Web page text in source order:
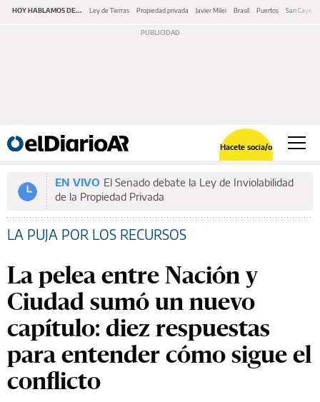
HOY HABLAMOS DE... Ley de Tierras Propiedad privada Javier Milei Brasil Puertos San
Hacete socia/o
EN VIVO El Senado debate la Ley de Inviolabilidad
de la Propiedad Privada
LA PUJA POR LOS RECURSOS
La pelea entre Nación y
Ciudad sumó un nuevo
capítulo: diez respuestas
para entender cómo sigue el
conflicto